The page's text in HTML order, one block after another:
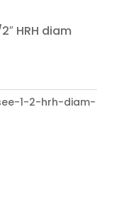
HRH diam
1-2-hrh-diam-